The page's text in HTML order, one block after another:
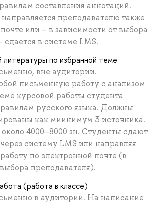
составления аннотаций.
направляется преподавателю также
или – в зависимости от выбора
сдается в системе LMS.
литературы по избранной теме
вне аудитории.
письменную работу с анализом
курсовой работы студента
русского языка. Должны
как миинимум 3 источника.
4000–8000 зн. Студенты сдают
систему LMS или направляя
по электронной почте (в
преподавателя).
(работа в классе)
в аудитории. На написание